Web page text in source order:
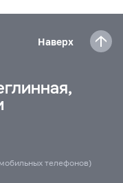
Наверх
телефонов)